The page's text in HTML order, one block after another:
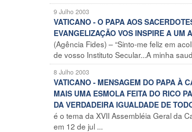
9 Julho 2003
VATICANO - O PAPA AOS
EVANGELIZAÇÃO VOS INSPIRE A UM
(Agência Fides) – “Sinto-me feliz em
de vosso Instituto Secular...A minha
8 Julho 2003
VATICANO - MENSAGEM DO PAPA À
MAIS UMA ESMOLA FEITA DO RICO
DA VERDADEIRA IGUALDADE DE
é o tema da XVII Assembléia Geral da
em 12 de jul ...